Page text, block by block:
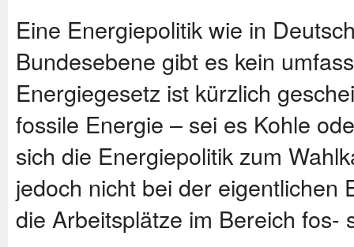
Eine Energiepolitik wie in
Bundesebene gibt es kein
Energiegesetz ist kürzlich
fossile Energie – sei es Kohle
sich die Energiepolitik zum
jedoch nicht bei der eigentlichen
die Arbeitsplätze im Bereich fos-